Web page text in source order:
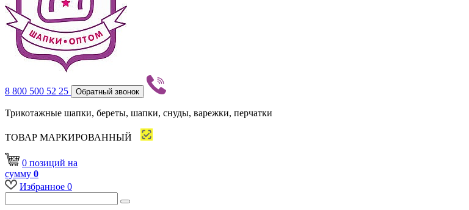
8 800 500 52 25 Обратный звонок
Трикотажные шапки, береты, шапки, снуды, варежки, перчатки
ТОВАР МАРКИРОВАННЫЙ
0 позиций на
сумму 0
Избранное 0